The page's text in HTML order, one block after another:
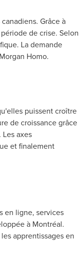
Grâce à
de crise. Selon
La demande
Homo.
puissent croître
de croissance grâce
axes
et finalement
en ligne, services
à Montréal.
apprentissages en